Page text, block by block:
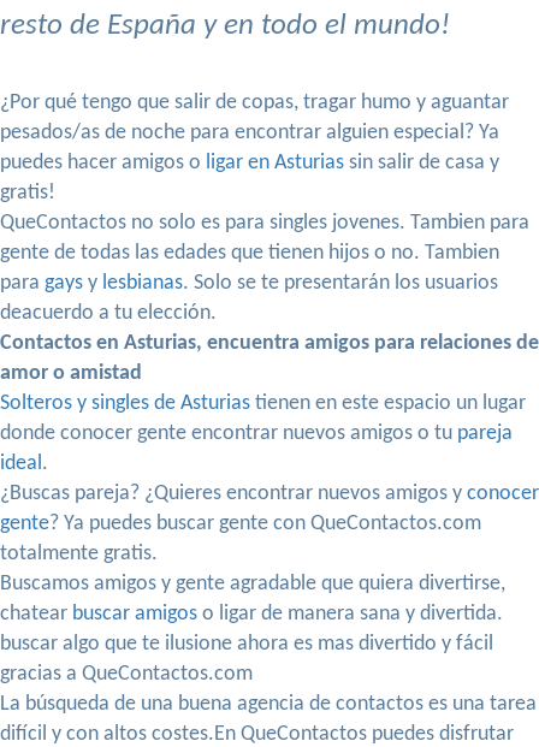
resto de España y en todo el mundo!
¿Por qué tengo que salir de copas, tragar humo y aguantar
pesados/as de noche para encontrar alguien especial? Ya
puedes hacer amigos o ligar en Asturias sin salir de casa y
gratis!
QueContactos no solo es para singles jovenes. Tambien para
gente de todas las edades que tienen hijos o no. Tambien
para gays y lesbianas. Solo se te presentarán los usuarios
deacuerdo a tu elección.
Contactos en Asturias, encuentra amigos para relaciones de
amor o amistad
Solteros y singles de Asturias tienen en este espacio un lugar
donde conocer gente encontrar nuevos amigos o tu pareja
ideal.
¿Buscas pareja? ¿Quieres encontrar nuevos amigos y conocer
gente? Ya puedes buscar gente con QueContactos.com
totalmente gratis.
Buscamos amigos y gente agradable que quiera divertirse,
chatear buscar amigos o ligar de manera sana y divertida.
buscar algo que te ilusione ahora es mas divertido y fácil
gracias a QueContactos.com
La búsqueda de una buena agencia de contactos es una tarea
difícil y con altos costes.En QueContactos puedes disfrutar